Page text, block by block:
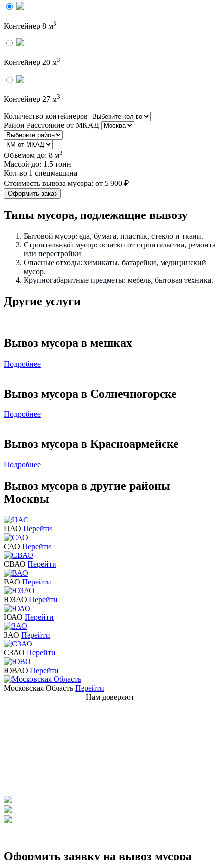
Контейнер 8 м3
Контейнер 20 м3
Контейнер 27 м3
Количество контейнеров
Район Расстояние от МКАД
Объемом до: 8 м3
Массой до: 1.5 тонн
Кол-во 1 спецмашина
Cтоимость вывоза мусора: от 5 900 ₽
Оформить заказ
Типы мусора, подлежащие вывозу
Бытовой мусор: еда, бумага, пластик, стекло и ткани.
Строительный мусор: остатки от строительства, ремонта
или перестройки.
Опасные отходы: химикаты, батарейки, медицинский
мусор.
Крупногабаритные предметы: мебель, бытовая техника.
Другие услуги
Вывоз мусора в мешках
Подробнее
Вывоз мусора в Солнечногорске
Подробнее
Вывоз мусора в Красноармейске
Подробнее
Вывоз мусора в другие районы
Москвы
ЦАО Перейти
САО Перейти
СВАО Перейти
ВАО Перейти
ЮЗАО Перейти
ЮАО Перейти
ЗАО Перейти
СЗАО Перейти
ЮВАО Перейти
Московская Область Перейти
Нам доверяют
Оформить заявку на вывоз мусора